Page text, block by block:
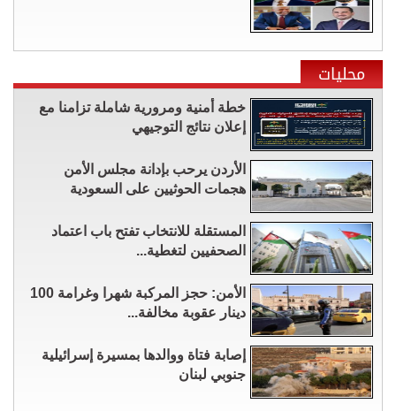
محليات
خطة أمنية ومرورية شاملة تزامنا مع
إعلان نتائج التوجيهي
الأردن يرحب بإدانة مجلس الأمن
هجمات الحوثيين على السعودية
المستقلة للانتخاب تفتح باب اعتماد
الصحفيين لتغطية...
الأمن: حجز المركبة شهرا وغرامة 100
دينار عقوبة مخالفة...
إصابة فتاة ووالدها بمسيرة إسرائيلية
جنوبي لبنان